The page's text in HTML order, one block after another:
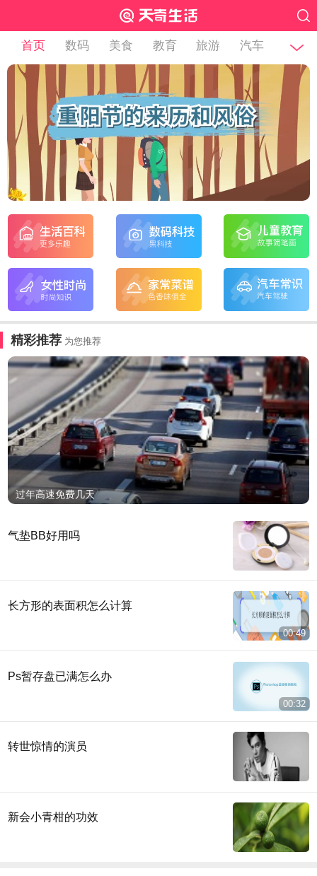
首页 数码 美食 教育 旅游 汽车
精彩推荐 为您推荐
过年高速免费几天
气垫BB好用吗
长方形的表面积怎么计算
00:49
Ps暂存盘已满怎么办
00:32
转世惊情的演员
新会小青柑的功效